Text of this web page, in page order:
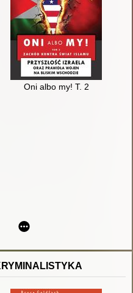
o geopolityczny podbój
Oni albo my! T. 2